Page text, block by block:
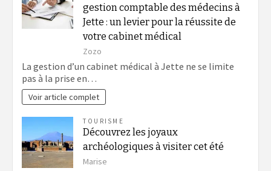
gestion comptable des médecins à
Jette : un levier pour la réussite de
votre cabinet médical
Zozo
La gestion d’un cabinet médical à Jette ne se limite
pas à la prise en…
Voir article complet
TOURISME
Découvrez les joyaux
archéologiques à visiter cet été
Marise